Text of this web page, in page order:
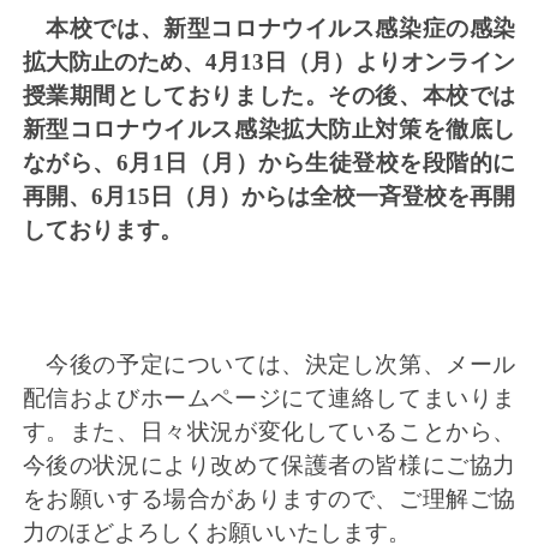
資料請求
本校では、新型コロナウイルス感染症の感染
拡大防止のため、4月13日（月）よりオンライン
授業期間としておりました。その後、本校では
新型コロナウイルス感染拡大防止対策を徹底し
ながら、6月1日（月）から生徒登校を段階的に
再開、6月15日（月）からは全校一斉登校を再開
しております。
今後の予定については、決定し次第、メール
配信およびホームページにて連絡してまいりま
す。また、日々状況が変化していることから、
今後の状況により改めて保護者の皆様にご協力
をお願いする場合がありますので、ご理解ご協
力のほどよろしくお願いいたします。